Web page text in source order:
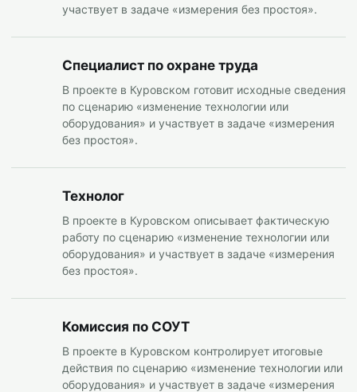
участвует в задаче «измерения без простоя».
Специалист по охране труда
В проекте в Куровском готовит исходные сведения
по сценарию «изменение технологии или
оборудования» и участвует в задаче «измерения
без простоя».
Технолог
В проекте в Куровском описывает фактическую
работу по сценарию «изменение технологии или
оборудования» и участвует в задаче «измерения
без простоя».
Комиссия по СОУТ
В проекте в Куровском контролирует итоговые
действия по сценарию «изменение технологии или
оборудования» и участвует в задаче «измерения